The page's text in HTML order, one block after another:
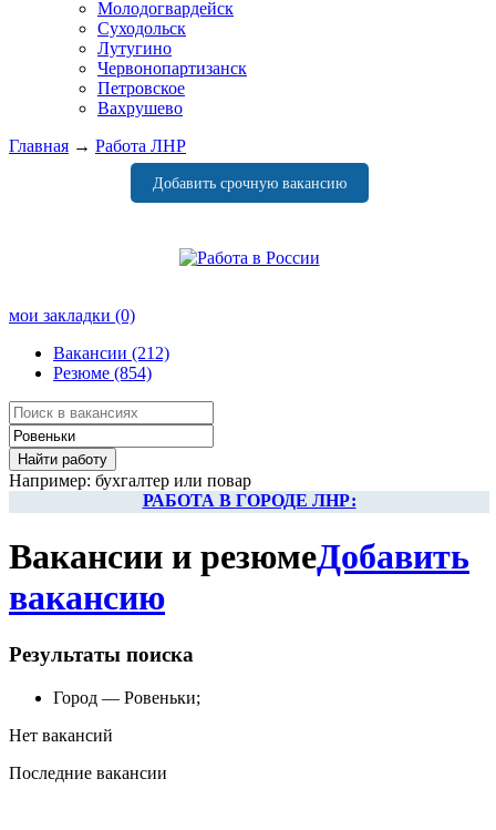
Молодогвардейск
Суходольск
Лутугино
Червонопартизанск
Петровское
Вахрушево
Главная → Работа ЛНР
Добавить срочную вакансию
мои закладки (0)
Вакансии (212)
Резюме (854)
Например: бухгалтер или повар
РАБОТА В ГОРОДЕ ЛНР:
Работа в Красном Луче
Работа в Краснодоне
Работа в Свердловске
Работа в Антраците
Работа в Брянке
Вакансии в Кировске
Работа в Молодогвардейске
Вакансии и резюмеДобавить
вакансию
Результаты поиска
Город — Ровеньки;
Нет вакансий
Последние вакансии